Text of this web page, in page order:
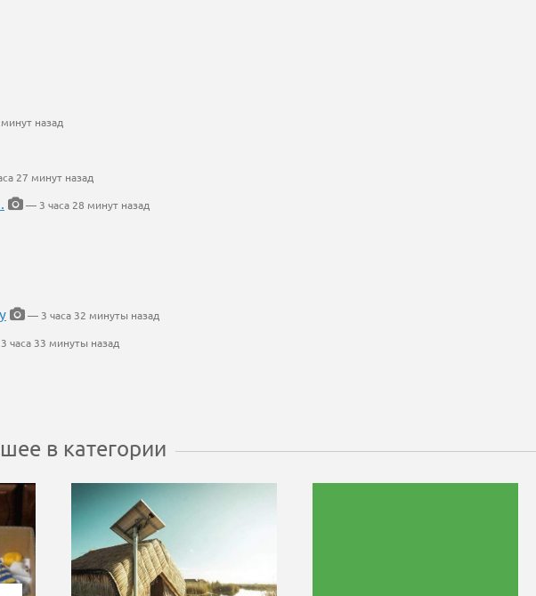
назад
27 минут назад
— 3 часа 28 минут назад
— 3 часа 32 минуты назад
часа 33 минуты назад
в категории